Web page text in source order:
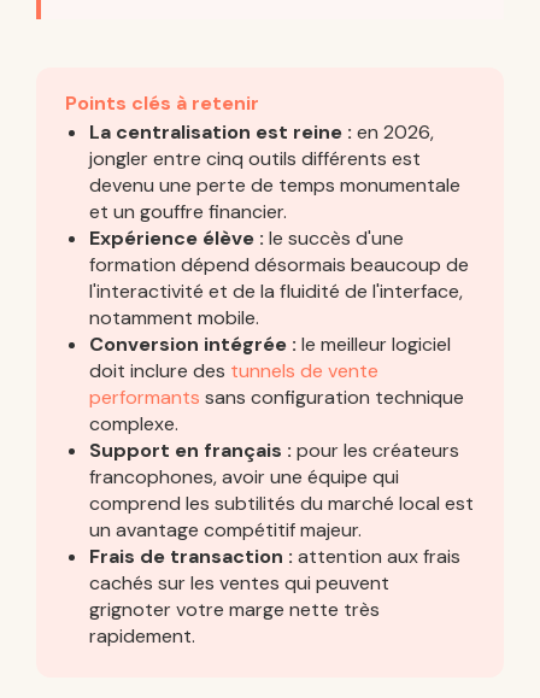
Points clés à retenir
La centralisation est reine : en 2026,
jongler entre cinq outils différents est
devenu une perte de temps monumentale
et un gouffre financier.
Expérience élève : le succès d'une
formation dépend désormais beaucoup de
l'interactivité et de la fluidité de l'interface,
notamment mobile.
Conversion intégrée : le meilleur logiciel
doit inclure des tunnels de vente
performants sans configuration technique
complexe.
Support en français : pour les créateurs
francophones, avoir une équipe qui
comprend les subtilités du marché local est
un avantage compétitif majeur.
Frais de transaction : attention aux frais
cachés sur les ventes qui peuvent
grignoter votre marge nette très
rapidement.